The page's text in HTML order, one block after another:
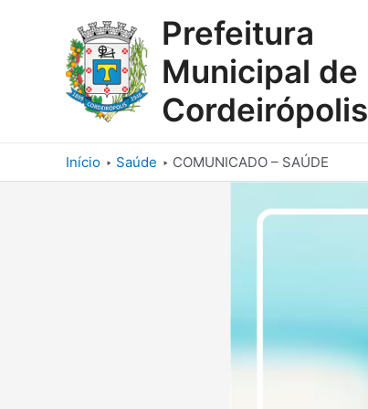
Prefeitura
Municipal de
Cordeirópolis
Início Saúde COMUNICADO – SAÚDE